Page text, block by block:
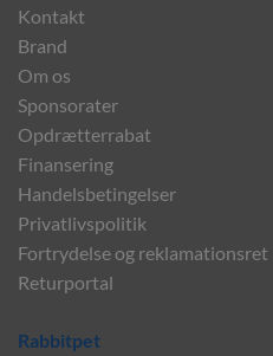
Kontakt
Brand
Om os
Sponsorater
Opdrætterrabat
Finansering
Handelsbetingelser
Privatlivspolitik
Fortrydelse og reklamationsret
Returportal
Rabbitpet